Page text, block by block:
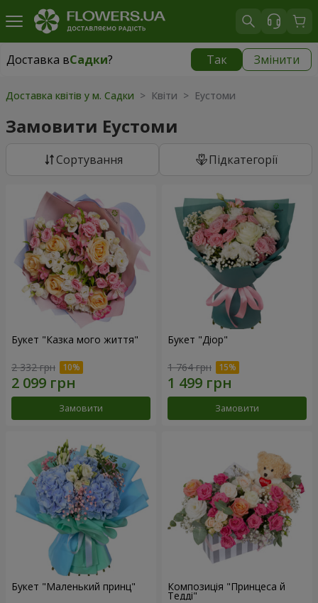
Доставка вСадки? Так Змінити
Доставка вСадки|
Доставка квітів у м. Садки > Квіти > Еустоми
Замовити Еустоми
Сортування Підкатегорії
Букет "Казка мого життя"
2 332 грн
Замовити
Букет "Діор"
1 764 грн
Замовити
Букет "Маленький принц" Композиція "Принцеса й
Тедді"